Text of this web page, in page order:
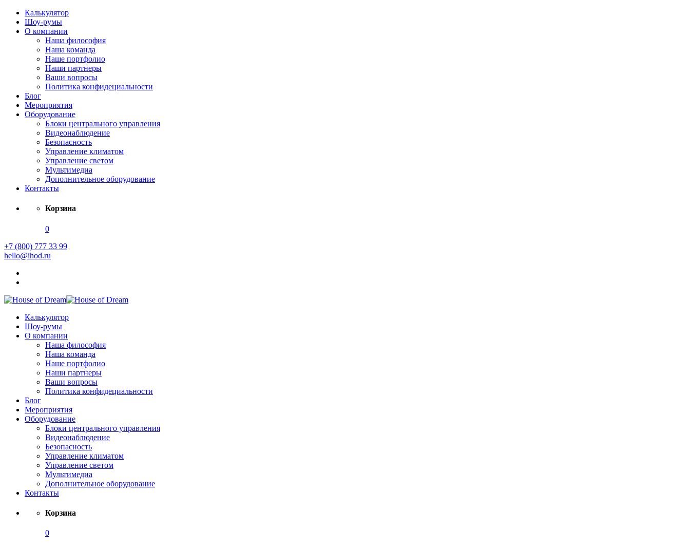
Калькулятор
Шоу-румы
О компании
Наша философия
Наша команда
Наше портфолио
Наши партнеры
Ваши вопросы
Политика конфидециальности
Блог
Мероприятия
Оборудование
Блоки центрального управления
Видеонаблюдение
Безопасность
Управление климатом
Управление светом
Мультимедиа
Дополнительное оборудование
Контакты
Корзина
0
+7 (800) 777 33 99
hello@ihod.ru
Калькулятор
Шоу-румы
О компании
Наша философия
Наша команда
Наше портфолио
Наши партнеры
Ваши вопросы
Политика конфидециальности
Блог
Мероприятия
Оборудование
Блоки центрального управления
Видеонаблюдение
Безопасность
Управление климатом
Управление светом
Мультимедиа
Дополнительное оборудование
Контакты
Корзина
0